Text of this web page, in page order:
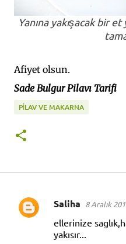
Yanına yakışacak bir
Afiyet olsun.
Sade Bulgur Pilavı Tarifi
PİLAV VE MAKARNA
Y
Saliha 8 Aralık
ellerinize
yakısır...